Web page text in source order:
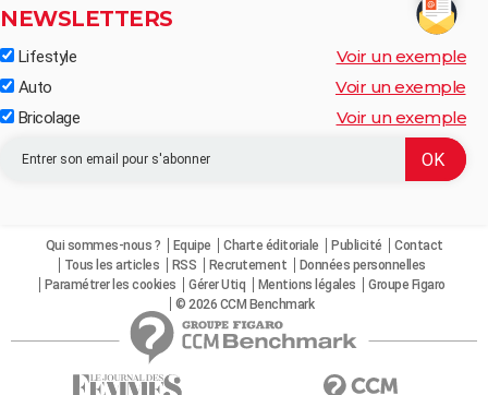
NEWSLETTERS
Lifestyle Voir un exemple
Auto Voir un exemple
Bricolage Voir un exemple
Qui sommes-nous ? Equipe Charte éditoriale Publicité
Contact
Tous les articles
RSS Recrutement
Données personnelles
Paramétrer les cookies
Gérer Utiq Mentions légales
Groupe Figaro
© 2026 CCM Benchmark